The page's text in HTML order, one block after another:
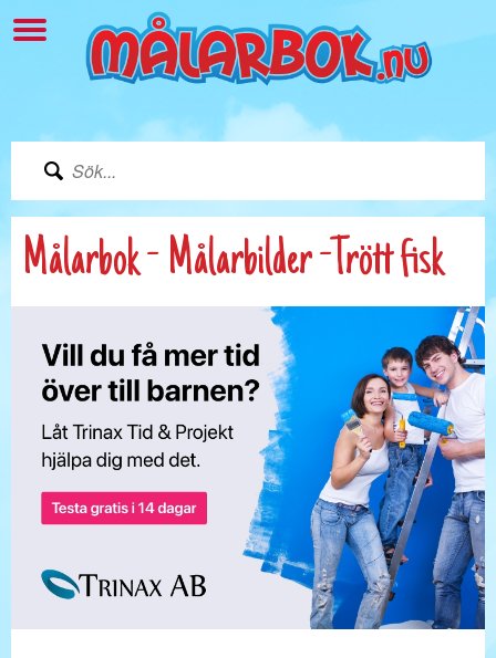
Målarbok - Målarbilder -Trött fisk